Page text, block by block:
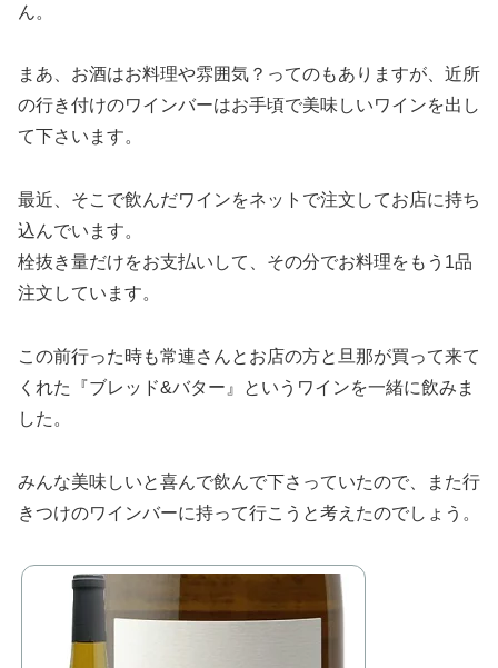
ん。
まあ、お酒はお料理や雰囲気？ってのもありますが、近所
の行き付けのワインバーはお手頃で美味しいワインを出し
て下さいます。
最近、そこで飲んだワインをネットで注文してお店に持ち
込んでいます。
栓抜き量だけをお支払いして、その分でお料理をもう1品
注文しています。
この前行った時も常連さんとお店の方と旦那が買って来て
くれた『ブレッド&バター』というワインを一緒に飲みま
した。
みんな美味しいと喜んで飲んで下さっていたので、また行
きつけのワインバーに持って行こうと考えたのでしょう。